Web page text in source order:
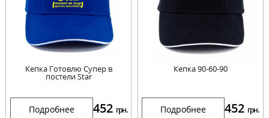
Кепка Готовлю Супер в
постели Star
Подробнее 452 грн.
Кепка 90-60-90
Подробнее 452 грн.